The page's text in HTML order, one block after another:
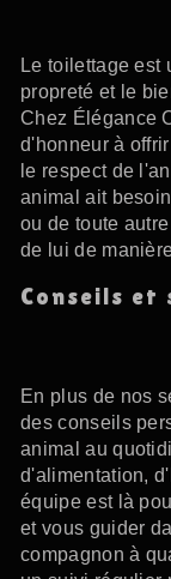
Le toilettage est
propreté et le
Chez Élégance
d'honneur à
le respect de
animal ait
ou de toute
de lui de
Conseils et
En plus de nos
des conseils
animal au
d'alimentation,
équipe est là
et vous guider
compagnon à